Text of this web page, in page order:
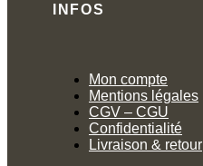
INFOS
Mon compte
Mentions légales
CGV – CGU
Confidentialité
Livraison & retour